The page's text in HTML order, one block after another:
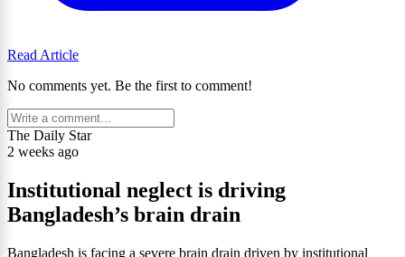
Read Article
No comments yet. Be the first to comment!
The Daily Star
2 weeks ago
Institutional neglect is driving
Bangladesh’s brain drain
Bangladesh is facing a severe brain drain driven by institutional